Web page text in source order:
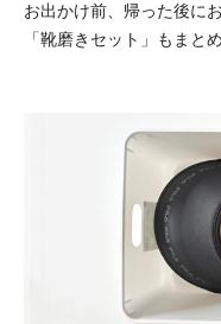
お出かけ前、帰った後に
「靴磨きセット」もまと